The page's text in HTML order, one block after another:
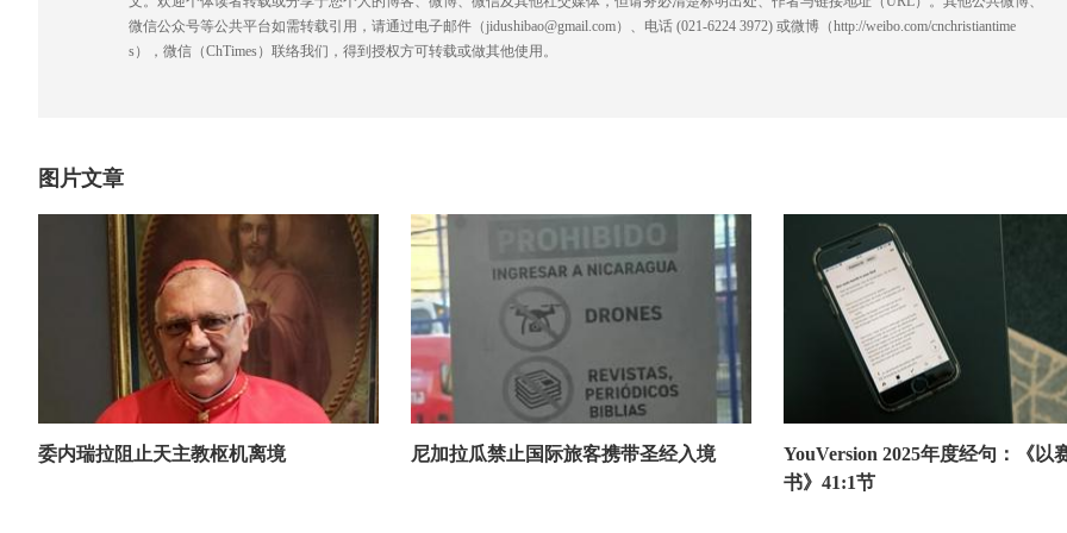
微信公众号等公共平台如需转载引用，请通过电子邮件（jidushibao@gmail.com）、电话 (021-6224 3972) ‬或微博（http://weibo.com/cnchristiantime
s），微信（ChTimes）联络我们，得到授权方可转载或做其他使用。
图片文章
委内瑞拉阻止天主教枢机离境 尼加拉瓜禁止国际旅客携带圣经入境
YouVersion 2025年度经句：《以
书》41:1节